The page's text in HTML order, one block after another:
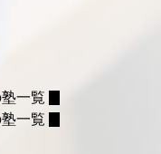
一覧
一覧